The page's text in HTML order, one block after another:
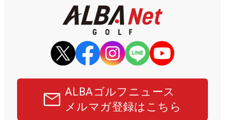
ALBAゴルフニュース
メルマガ登録はこちら